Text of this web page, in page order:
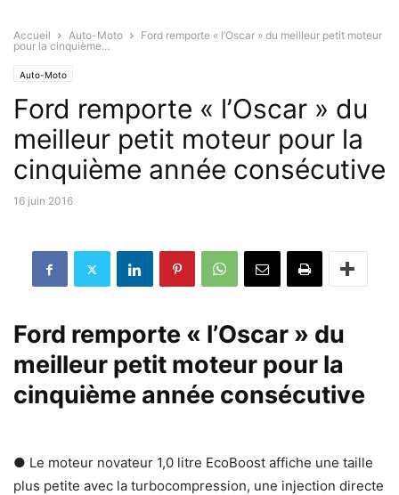
Accueil Auto-Moto
Ford remporte « l’Oscar » du meilleur petit moteur
pour la cinquième...
Auto-Moto
Ford remporte « l’Oscar » du
meilleur petit moteur pour la
cinquième année consécutive
16 juin 2016
Ford remporte « l’Oscar » du
meilleur petit moteur pour la
cinquième année consécutive
● Le moteur novateur 1,0 litre EcoBoost affiche une taille
plus petite avec la turbocompression, une injection directe